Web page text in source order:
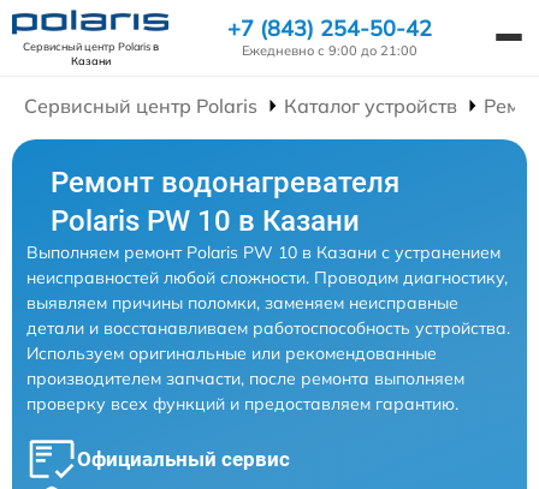
Сервисный центр Polarisв
Казани
+7 (843) 254-50-42
Ежедневно с 9:00 до 21:00
Сервисный центр Polaris Каталог устройств
Ремонт водонагревателя
Polaris PW 10 в Казани
Выполняем ремонт Polaris PW 10 в Казани с устранением
неисправностей любой сложности. Проводим диагностику,
выявляем причины поломки, заменяем неисправные
детали и восстанавливаем работоспособность устройства.
Используем оригинальные или рекомендованные
производителем запчасти, после ремонта выполняем
проверку всех функций и предоставляем гарантию.
Официальный сервис